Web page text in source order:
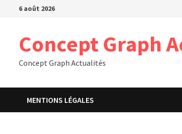
Passer6 août 2026
Concept Graph
Concept Graph Actualités
MENTIONS LÉGALES